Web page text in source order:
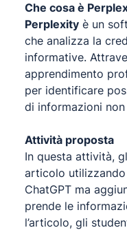
Che cosa è
Perplexity è un
che analizza la
informative.
apprendimento
per identificare
di informazioni
Attività proposta
In questa attività,
articolo utilizzando
ChatGPT ma
prende le
l’articolo, gli